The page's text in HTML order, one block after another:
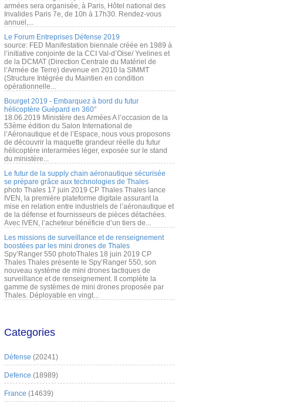
armées sera organisée, à Paris, Hôtel national des
Invalides Paris 7e, de 10h à 17h30. Rendez-vous
annuel,...
Le Forum Entreprises Défense 2019
source: FED Manifestation biennale créée en 1989 à
l’initiative conjointe de la CCI Val-d’Oise/ Yvelines et
de la DCMAT (Direction Centrale du Matériel de
l’Armée de Terre) devenue en 2010 la SIMMT
(Structure Intégrée du Maintien en condition
opérationnelle...
Bourget 2019 - Embarquez à bord du futur
hélicoptère Guépard en 360°
18.06.2019 Ministère des Armées A l’occasion de la
53ème édition du Salon International de
l’Aéronautique et de l’Espace, nous vous proposons
de découvrir la maquette grandeur réelle du futur
hélicoptère interarmées léger, exposée sur le stand
du ministère...
Le futur de la supply chain aéronautique sécurisée
se prépare grâce aux technologies de Thales
photo Thales 17 juin 2019 CP Thales Thales lance
IVEN, la première plateforme digitale assurant la
mise en relation entre industriels de l’aéronautique et
de la défense et fournisseurs de pièces détachées.
Avec IVEN, l’acheteur bénéficie d’un tiers de...
Les missions de surveillance et de renseignement
boostées par les mini drones de Thales
Spy’Ranger 550 photoThales 18 juin 2019 CP
Thales Thales présente le Spy’Ranger 550, son
nouveau système de mini drones tactiques de
surveillance et de renseignement. Il complète la
gamme de systèmes de mini drones proposée par
Thales. Déployable en vingt...
Categories
Défense (20241)
Defence (18989)
France (14639)